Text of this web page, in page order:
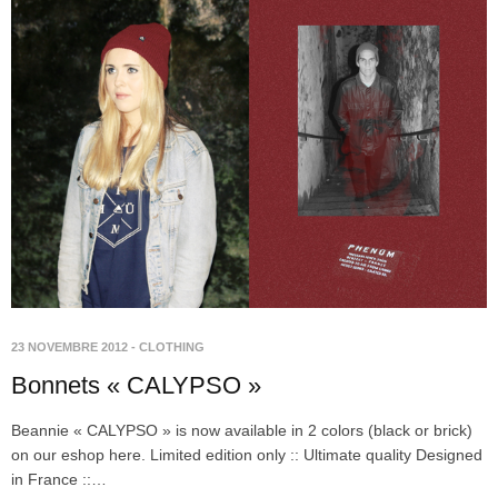
23 NOVEMBRE 2012 - CLOTHING
Bonnets « CALYPSO »
Beannie « CALYPSO » is now available in 2 colors (black or brick)
on our eshop here. Limited edition only :: Ultimate quality Designed
in France ::…